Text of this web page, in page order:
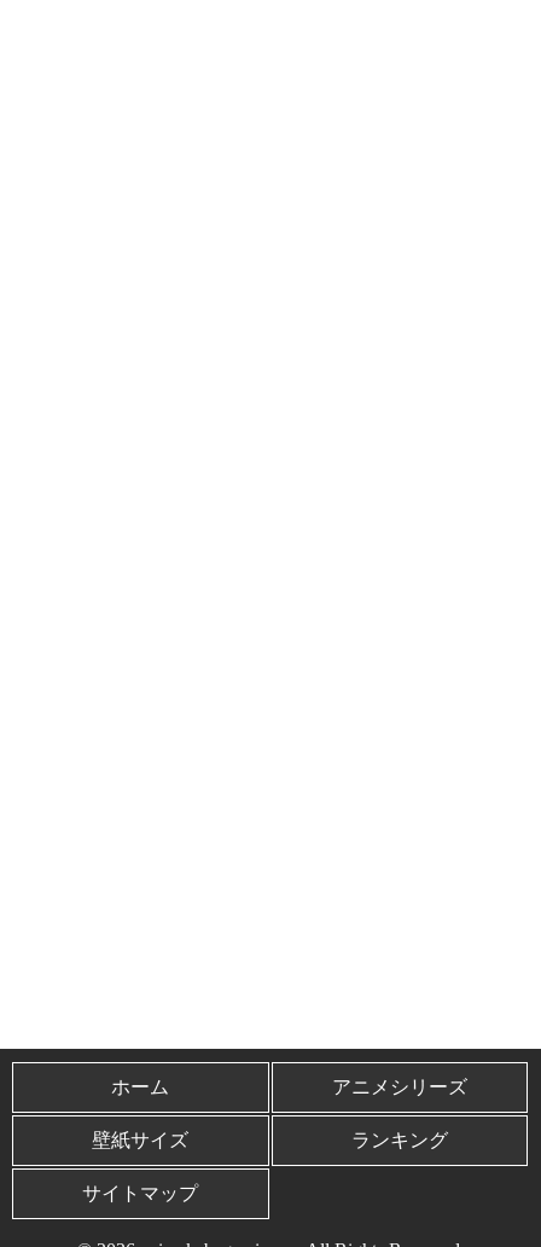
ホーム アニメシリーズ
壁紙サイズ ランキング
サイトマップ